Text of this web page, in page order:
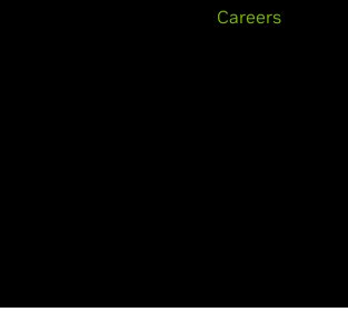
Careers